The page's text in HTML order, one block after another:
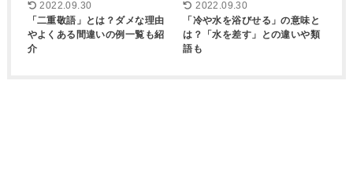
2022.09.30
「二重敬語」とは？ダメな理由
やよくある間違いの例一覧も紹
介
2022.09.30
「冷や水を浴びせる」の意味と
は？「水を差す」との違いや類
語も